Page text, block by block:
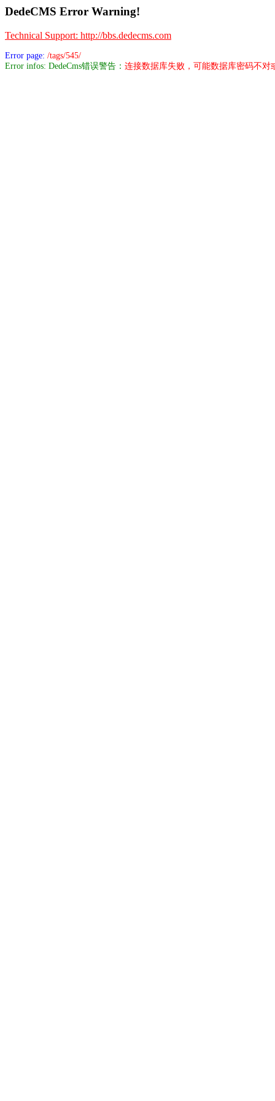
DedeCMS Error Warning!
Technical Support: http://bbs.dedecms.com
Error page: /tags/545/
Error infos: DedeCms错误警告： 连接数据库失败，可能数据库密码不对